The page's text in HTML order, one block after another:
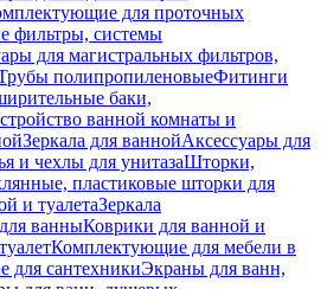
для проточных
фильтры, системы
для магистральных фильтров,
полипропиленовыеФитинги
баки,
ванной комнаты и
Зеркала для ваннойАксессуары для
и чехлы для унитазаШторки,
пластиковые шторки для
и туалетаЗеркала
ванныКоврики для ванной и
Комплектующие для мебели в
для сантехникиЭкраны для ванн,